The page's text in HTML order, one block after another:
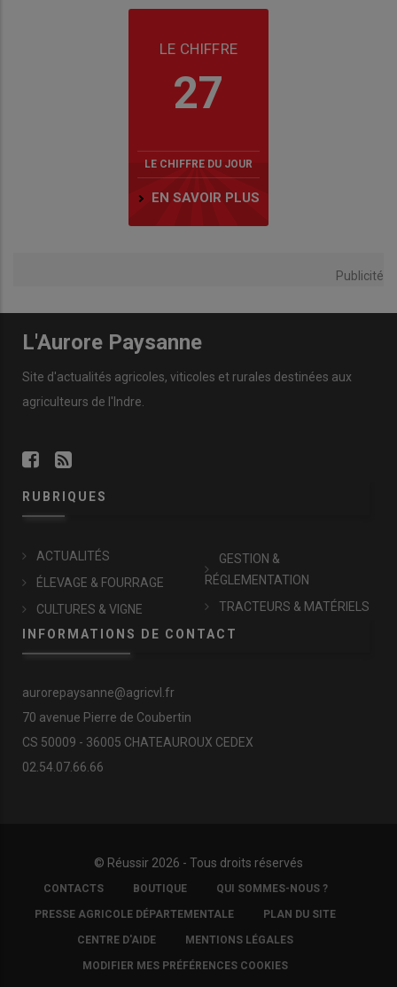
LE CHIFFRE
27
LE CHIFFRE DU JOUR
EN SAVOIR PLUS
Publicité
L'Aurore Paysanne
Site d'actualités agricoles, viticoles et rurales destinées aux
agriculteurs de l'Indre.
RUBRIQUES
ACTUALITÉS
ÉLEVAGE & FOURRAGE
CULTURES & VIGNE
GESTION &
RÉGLEMENTATION
TRACTEURS & MATÉRIELS
INFORMATIONS DE CONTACT
aurorepaysanne@agricvl.fr
70 avenue Pierre de Coubertin
CS 50009 - 36005 CHATEAUROUX CEDEX
02.54.07.66.66
© Réussir 2026 - Tous droits réservés
FOOTER
COPYRIGHT
CONTACTS BOUTIQUE QUI SOMMES-NOUS ?
PRESSE AGRICOLE DÉPARTEMENTALE PLAN DU SITE
CENTRE D'AIDE MENTIONS LÉGALES
MODIFIER MES PRÉFÉRENCES COOKIES